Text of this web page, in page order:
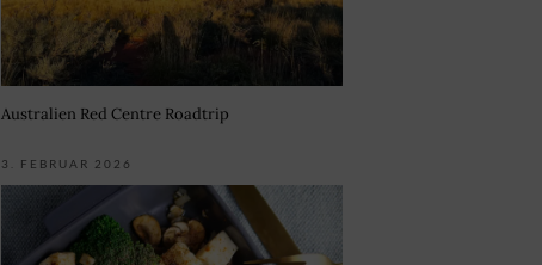
Australien Red Centre Roadtrip
3. FEBRUAR 2026